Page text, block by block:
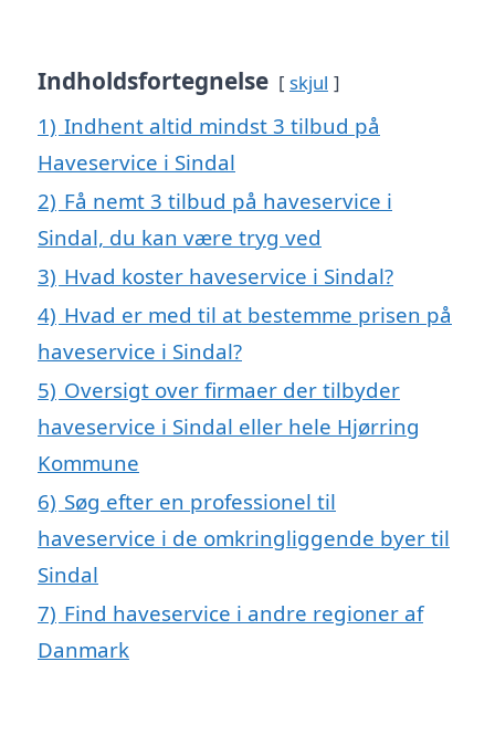
Indholdsfortegnelse skjul
1) Indhent altid mindst 3 tilbud på
Haveservice i Sindal
2) Få nemt 3 tilbud på haveservice i
Sindal, du kan være tryg ved
3) Hvad koster haveservice i Sindal?
4) Hvad er med til at bestemme prisen på
haveservice i Sindal?
5) Oversigt over firmaer der tilbyder
haveservice i Sindal eller hele Hjørring
Kommune
6) Søg efter en professionel til
haveservice i de omkringliggende byer til
Sindal
7) Find haveservice i andre regioner af
Danmark